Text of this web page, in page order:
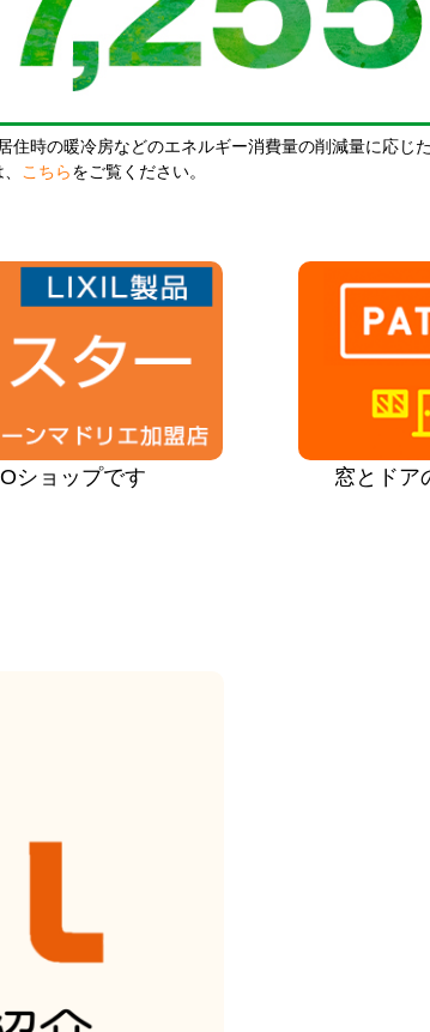
時の暖冷房などのエネルギー消費量の削減量に応じ
こちら をご覧ください。
ショップです 窓とドア